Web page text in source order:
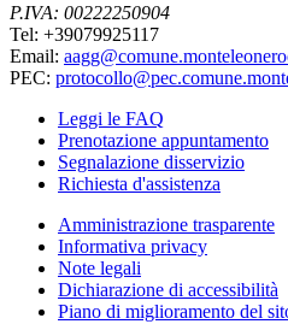
P.IVA: 00222250904
Tel: +39079925117
Email:
PEC:
Leggi le FAQ
Prenotazione appuntamento
Segnalazione disservizio
Richiesta d'assistenza
Amministrazione trasparente
Informativa privacy
Note legali
Dichiarazione di accessibilità
Piano di miglioramento del